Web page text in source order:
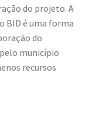
do projeto. A
BID é uma forma
do
município
recursos